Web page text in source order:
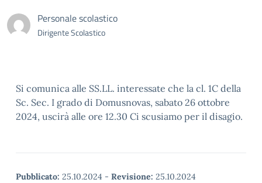
Personale scolastico
Dirigente Scolastico
Si comunica alle SS.LL. interessate che la cl. 1C della
Sc. Sec. I grado di Domusnovas, sabato 26 ottobre
2024, uscirà alle ore 12.30 Ci scusiamo per il disagio.
Pubblicato: 25.10.2024 - Revisione: 25.10.2024